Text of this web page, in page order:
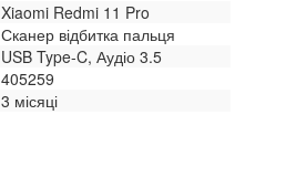
Xiaomi Redmi 11 Pro
Сканер відбитка пальця
USB Type-C, Аудіо 3.5
405259
3 місяці